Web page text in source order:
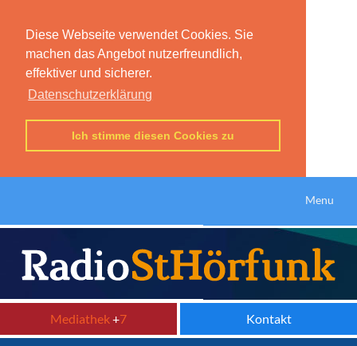
Diese Webseite verwendet Cookies. Sie
machen das Angebot nutzerfreundlich,
effektiver und sicherer.
Datenschutzerklärung
Ich stimme diesen Cookies zu
Menu
Mediathek+7 Kontakt